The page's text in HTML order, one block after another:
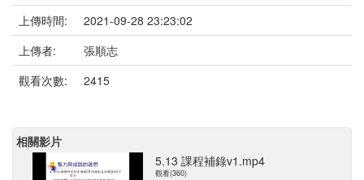
上傳時間:
2021-09-28 23:23:02
上傳者:
張順志
觀看次數:
2415
相關影片
5.13 課程補錄v1.mp4
觀看(360)